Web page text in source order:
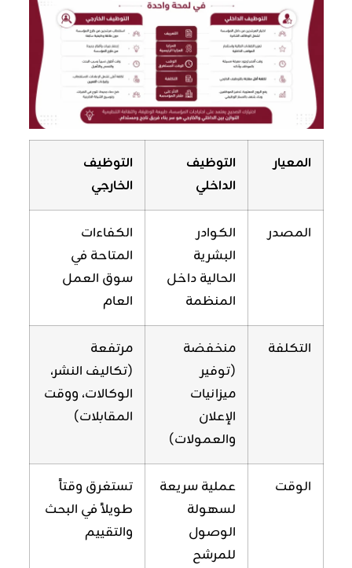
المعيار
التوظيف
الداخلي
التوظيف
الخارجي
المصدر
الكوادر
البشرية
الحالية داخل
المنظمة
الكفاءات
المتاحة في
سوق العمل
العام
التكلفة
منخفضة
(توفير
ميزانيات
الإعلان
والعمولات)
مرتفعة
(تكاليف النشر،
الوكالات، ووقت
المقابلات)
الوقت
عملية سريعة
لسهولة
الوصول
للمرشح
تستغرق وقتاً
طويلاً في البحث
والتقييم